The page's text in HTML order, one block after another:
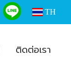
TH
ติดต่อเรา